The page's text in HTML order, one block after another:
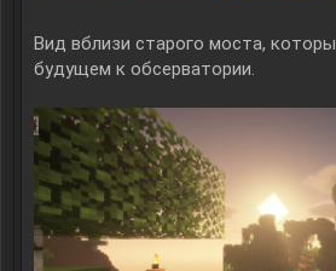
Вид вблизи старого моста,
будущем к обсерватории.